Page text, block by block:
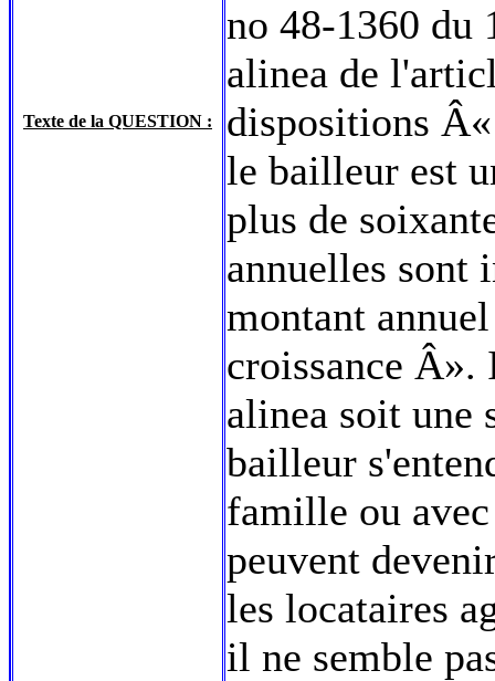
Texte de la QUESTION :
no 48-1360 du
alinea de
dispositions
le bailleur est
plus de
annuelles sont
montant
croissance Â».
alinea soit une
bailleur
famille ou
peuvent
les locataires
il ne semble